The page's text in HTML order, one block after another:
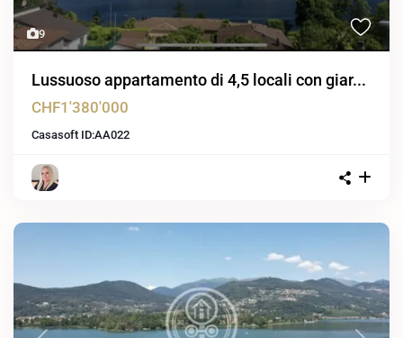
9
Lussuoso appartamento di 4,5 locali con giar...
CHF1'380'000
Casasoft ID:AA022